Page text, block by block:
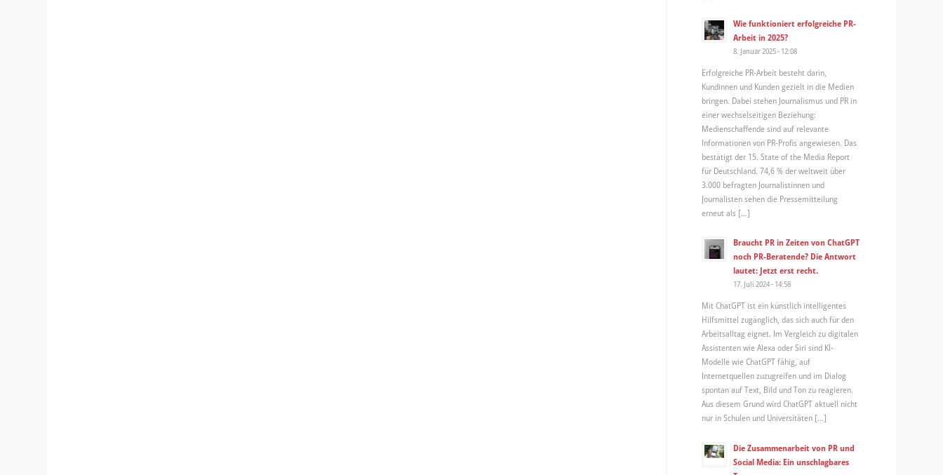
Wie funktioniert erfolgreiche PR-
Arbeit in 2025?
8. Januar 2025 - 12:08
Erfolgreiche PR-Arbeit besteht darin,
Kundinnen und Kunden gezielt in die Medien
bringen. Dabei stehen Journalismus und PR in
einer wechselseitigen Beziehung:
Medienschaffende sind auf relevante
Informationen von PR-Profis angewiesen. Das
bestätigt der 15. State of the Media Report
für Deutschland. 74,6 % der weltweit über
3.000 befragten Journalistinnen und
Journalisten sehen die Pressemitteilung
erneut als […]
Braucht PR in Zeiten von ChatGPT
noch PR-Beratende? Die Antwort
lautet: Jetzt erst recht.
17. Juli 2024 - 14:58
Mit ChatGPT ist ein künstlich intelligentes
Hilfsmittel zugänglich, das sich auch für den
Arbeitsalltag eignet. Im Vergleich zu digitalen
Assistenten wie Alexa oder Siri sind KI-
Modelle wie ChatGPT fähig, auf
Internetquellen zuzugreifen und im Dialog
spontan auf Text, Bild und Ton zu reagieren.
Aus diesem Grund wird ChatGPT aktuell nicht
nur in Schulen und Universitäten […]
Die Zusammenarbeit von PR und
Social Media: Ein unschlagbares